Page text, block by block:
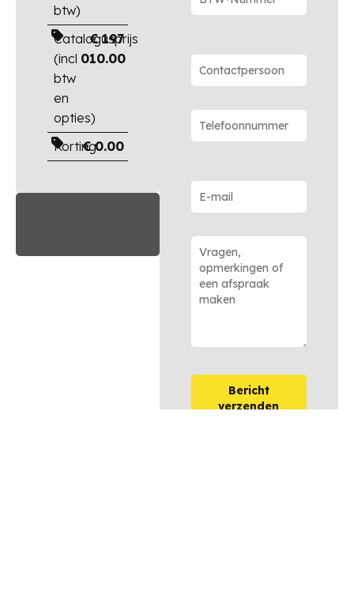
btw)
Catalogusprijs
(incl
btw
en
opties)
€197
010.00
Korting
€0.00
Bericht
verzenden